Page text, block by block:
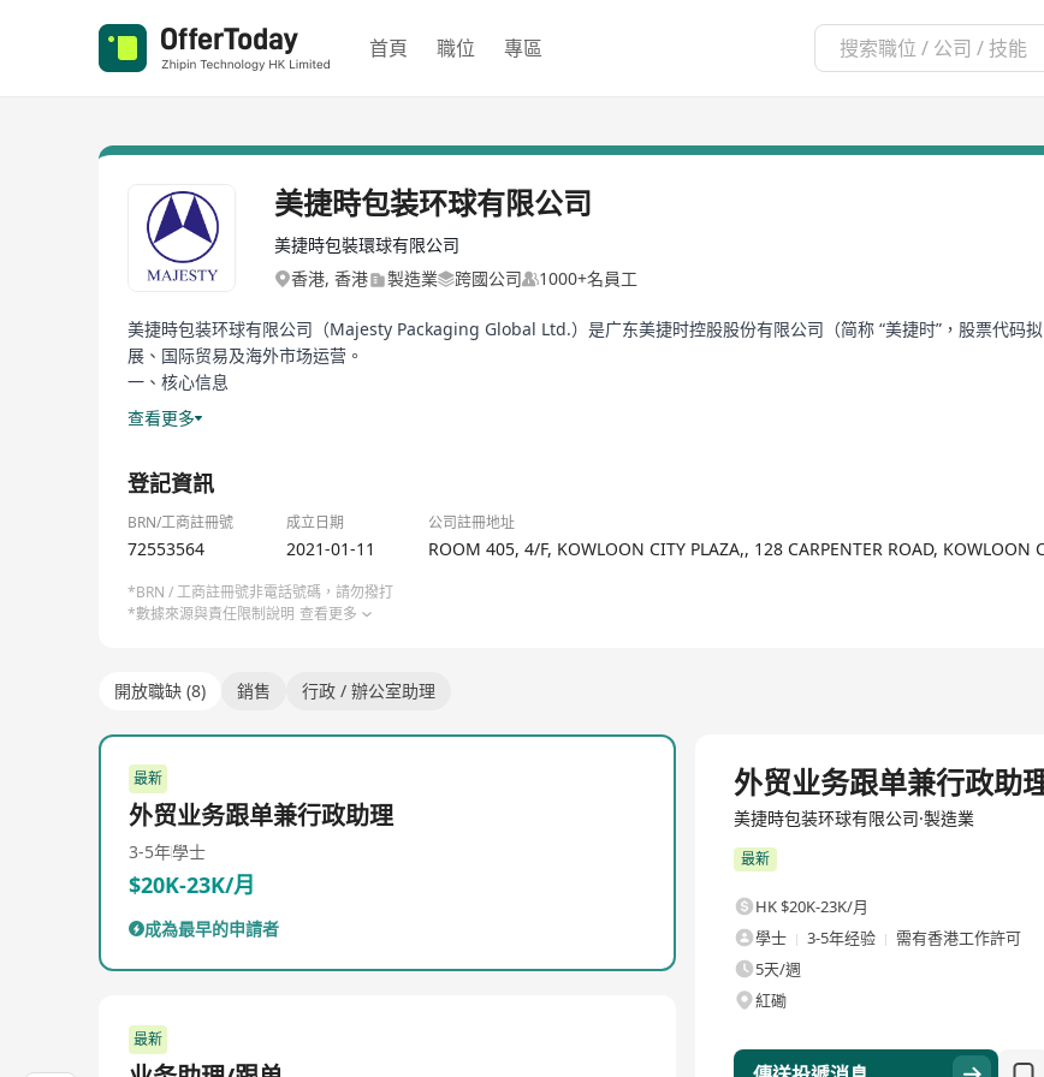
首頁 職位 專區
美捷時包装环球有限公司
美捷時包裝環球有限公司
香港, 香港
製造業 跨國公司 1000+名員工
美捷時包装环球有限公司（Majesty Packaging Global Ltd.）是广东美捷时控股股份有限公司（简称 “美捷时”，股票代码
展、国际贸易及海外市场运营。
一、核心信息
英文名称：Majesty Packaging Global Ltd.
注册地：中国香港（Hong Kong）
成立背景：作为美捷时集团的国际业务总部，统筹海外销售、供应链管理、品牌全球化及海外子公司（泰国、巴西工厂）的
二、集团背景（美捷时 Majesty）
总部：中国广东中山
主营：气雾剂阀门、喷雾泵、乳液泵、泡沫泵、医药吸入装置、气雾盖等精密包装系统。
查看更多
登記資訊
BRN/工商註冊號 成立日期 公司註冊地址
72553564 2021-01-11 ROOM 405, 4/F, KOWLOON CITY PLAZA,, 128 CARPENTER ROAD, KOWLOON
*BRN / 工商註冊號非電話號碼，請勿撥打
*數據來源與責任限制說明 查看更多
開放職缺 (8) 銷售 行政 / 辦公室助理
最新
外贸业务跟单兼行政助理
3-5年學士
$20K-23K/月
成為最早的申請者
最新
外贸业务跟单兼行政助
美捷時包装环球有限公司·製造業
最新
HK $20K-23K/月
學士
3-5年经验
需有香港工作許可
5天/週
紅磡